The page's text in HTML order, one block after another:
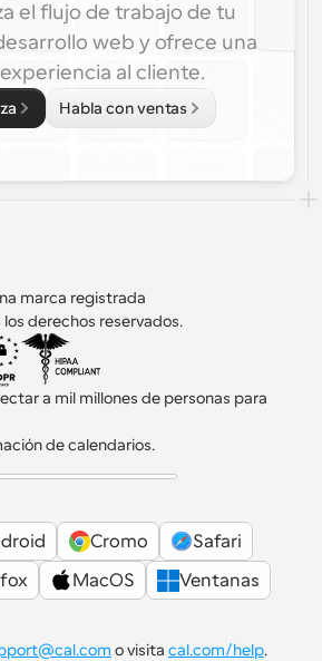
el flujo de trabajo de tu
web y ofrece una
al cliente.
Habla con ventas
marca registrada
derechos reservados.
a mil millones de personas para
de calendarios.
Cromo
Safari
MacOS
Ventanas
o visita cal.com/help.